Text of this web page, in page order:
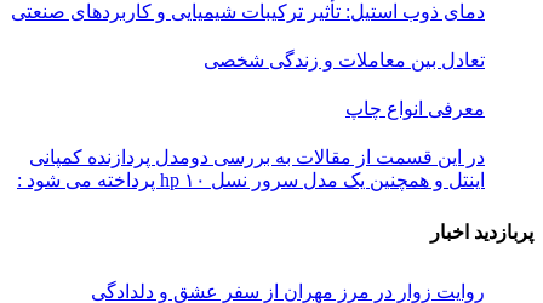
دمای ذوب استیل: تأثیر ترکیبات شیمیایی و کاربردهای صنعتی
تعادل بین معاملات و زندگی شخصی
معرفی انواع چاپ
در این قسمت از مقالات به بررسی دو‌مدل پردازنده کمپانی
اینتل و همچنین یک مدل سرور نسل ۱۰ hp پرداخته می شود :
پربازدید اخبار
روایت زوار در مرز مهران از سفر عشق و دلدادگی